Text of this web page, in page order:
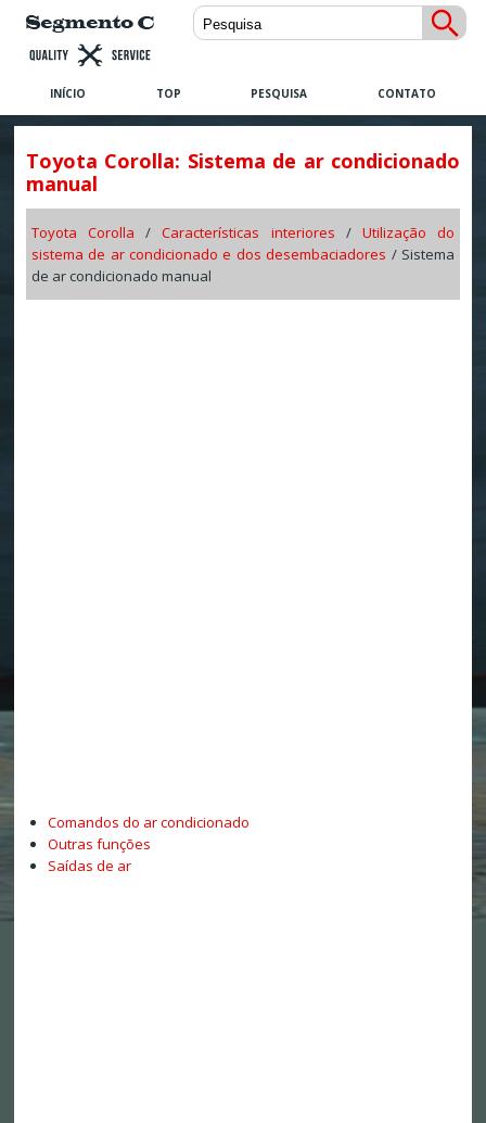
INÍCIO TOP PESQUISA CONTATO
Toyota Corolla: Sistema de ar condicionado
manual
Toyota Corolla /Características interiores / Utilização do
sistema de ar condicionado e dos desembaciadores / Sistema
de ar condicionado manual
Comandos do ar condicionado
Outras funções
Saídas de ar